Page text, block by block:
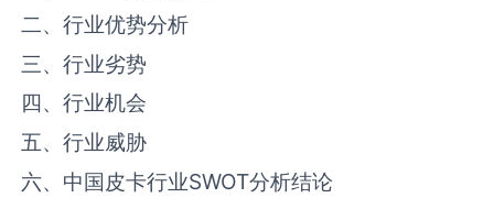
二、行业优势分析
三、行业劣势
四、行业机会
五、行业威胁
六、中国‌‌皮卡‌‌‌行业SWOT分析结论